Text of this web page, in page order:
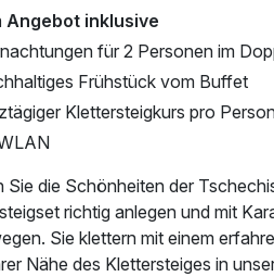
Angebot inklusive
für 2 Personen im
Frühstück vom Buffet
Klettersteigkurs pro
Sie die Schönheiten der
richtig anlegen und mit
Sie klettern mit einem
Nähe des Klettersteiges in